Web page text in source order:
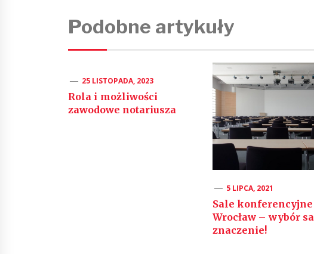
Podobne artykuły
25 LISTOPADA, 2023
Rola i możliwości
zawodowe notariusza
5 LIPCA, 2021
Sale konferencyjne
Wrocław – wybór
znaczenie!